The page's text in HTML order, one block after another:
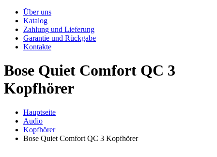
Über uns
Katalog
Zahlung und Lieferung
Garantie und Rückgabe
Kontakte
Bose Quiet Comfort QC 3
Kopfhörer
Hauptseite
Audio
Kopfhörer
Bose Quiet Comfort QC 3 Kopfhörer